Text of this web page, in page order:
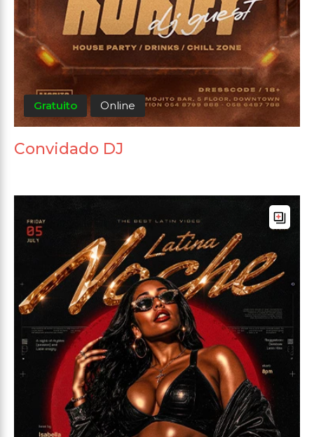
Gratuito Online
Convidado DJ